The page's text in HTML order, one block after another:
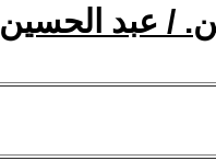
/ عبد الحسين